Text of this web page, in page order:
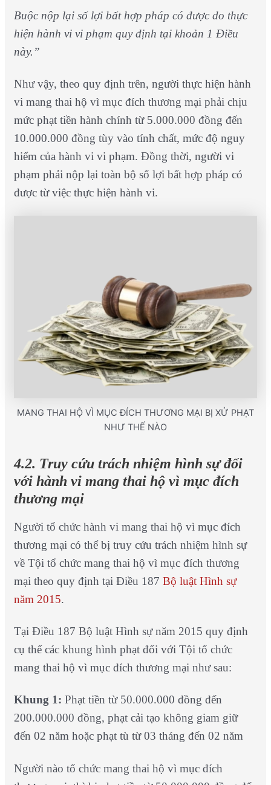
Buộc nộp lại số lợi bất hợp pháp có được do thực
hiện hành vi vi phạm quy định tại khoản 1 Điều
này.”
Như vậy, theo quy định trên, người thực hiện hành
vi mang thai hộ vì mục đích thương mại phải chịu
mức phạt tiền hành chính từ 5.000.000 đồng đến
10.000.000 đồng tùy vào tính chất, mức độ nguy
hiểm của hành vi vi phạm. Đồng thời, người vi
phạm phải nộp lại toàn bộ số lợi bất hợp pháp có
được từ việc thực hiện hành vi.
MANG THAI HỘ VÌ MỤC ĐÍCH THƯƠNG MẠI BỊ XỬ PHẠT
NHƯ THẾ NÀO
4.2. Truy cứu trách nhiệm hình sự đối
với hành vi mang thai hộ vì mục đích
thương mại
Người tổ chức hành vi mang thai hộ vì mục đích
thương mại có thể bị truy cứu trách nhiệm hình sự
về Tội tổ chức mang thai hộ vì mục đích thương
mại theo quy định tại Điều 187 Bộ luật Hình sự
năm 2015.
Tại Điều 187 Bộ luật Hình sự năm 2015 quy định
cụ thể các khung hình phạt đối với Tội tổ chức
mang thai hộ vì mục đích thương mại như sau:
Khung 1: Phạt tiền từ 50.000.000 đồng đến
200.000.000 đồng, phạt cải tạo không giam giữ
đến 02 năm hoặc phạt tù từ 03 tháng đến 02 năm
Người nào tổ chức mang thai hộ vì mục đích